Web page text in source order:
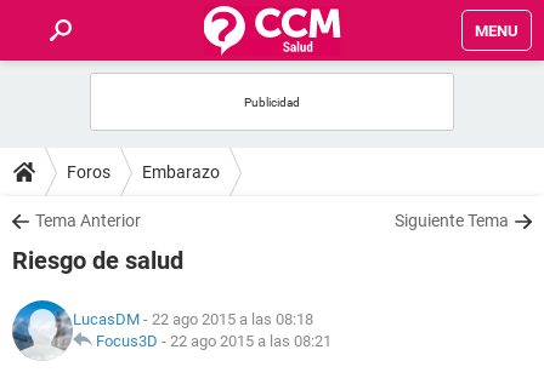
MENU
FOROS
SALUD
FAMILIA
NUTRICIÓN
Foros Embarazo
Tema Anterior Siguiente Tema
Riesgo de salud
LucasDM - 22 ago 2015 a las 08:18
Focus3D - 22 ago 2015 a las 08:21